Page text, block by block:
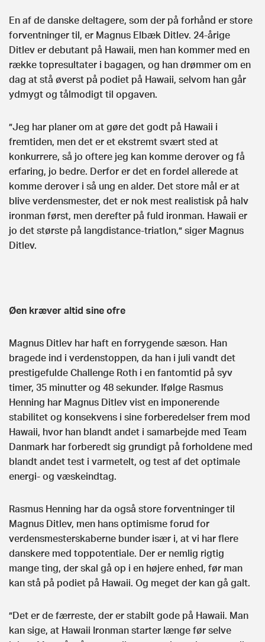
En af de danske deltagere, som der på forhånd er store
forventninger til, er Magnus Elbæk Ditlev. 24-årige
Ditlev er debutant på Hawaii, men han kommer med en
række topresultater i bagagen, og han drømmer om en
dag at stå øverst på podiet på Hawaii, selvom han går
ydmygt og tålmodigt til opgaven.
”Jeg har planer om at gøre det godt på Hawaii i
fremtiden, men det er et ekstremt svært sted at
konkurrere, så jo oftere jeg kan komme derover og få
erfaring, jo bedre. Derfor er det en fordel allerede at
komme derover i så ung en alder. Det store mål er at
blive verdensmester, det er nok mest realistisk på halv
ironman først, men derefter på fuld ironman. Hawaii er
jo det største på langdistance-triatlon,” siger Magnus
Ditlev.
Øen kræver altid sine ofre
Magnus Ditlev har haft en forrygende sæson. Han
bragede ind i verdenstoppen, da han i juli vandt det
prestigefulde Challenge Roth i en fantomtid på syv
timer, 35 minutter og 48 sekunder. Ifølge Rasmus
Henning har Magnus Ditlev vist en imponerende
stabilitet og konsekvens i sine forberedelser frem mod
Hawaii, hvor han blandt andet i samarbejde med Team
Danmark har forberedt sig grundigt på forholdene med
blandt andet test i varmetelt, og test af det optimale
energi- og væskeindtag.
Rasmus Henning har da også store forventninger til
Magnus Ditlev, men hans optimisme forud for
verdensmesterskaberne bunder især i, at vi har flere
danskere med toppotentiale. Der er nemlig rigtig
mange ting, der skal gå op i en højere enhed, før man
kan stå på podiet på Hawaii. Og meget der kan gå galt.
”Det er de færreste, der er stabilt gode på Hawaii. Man
kan sige, at Hawaii Ironman starter længe før selve